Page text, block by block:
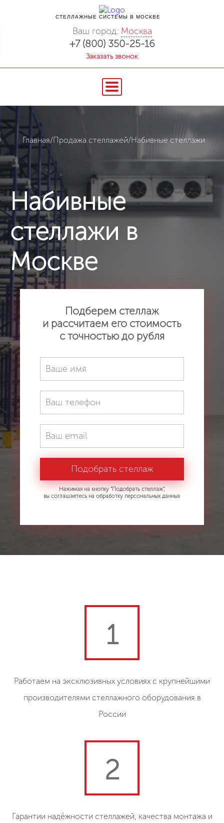
СТЕЛЛАЖНЫЕ СИСТЕМЫ В МОСКВЕ
Ваш город: Москва
+7 (800) 350-25-16
Заказать звонок
Главная/Продажа стеллажей/Набивные стеллажи
Набивные
стеллажи в
Москве
Подберем стеллаж
и рассчитаем его стоимость
с точностью до рубля
Нажимая на кнопку "Подобрать стеллаж",
вы соглашаетесь на обработку персональных данных
1
Работаем на эксклюзивных условиях с крупнейшими
производителями стеллажного оборудования в
России
2
Гарантии надёжности стеллажей, качества монтажа и